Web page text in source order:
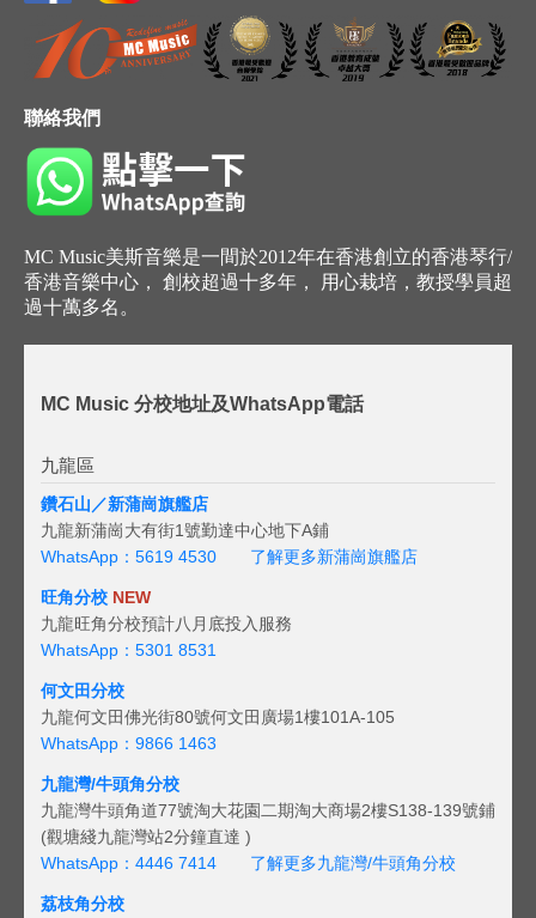
聯絡我們
MC Music美斯音樂是一間於2012年在香港創立的香港琴行/
香港音樂中心， 創校超過十多年， 用心栽培，教授學員超
過十萬多名。
MC Music 分校地址及WhatsApp電話
九龍區
鑽石山／新蒲崗旗艦店
九龍新蒲崗大有街1號勤達中心地下A鋪
WhatsApp：5619 4530
了解更多新蒲崗旗艦店
旺角分校 NEW
九龍旺角分校預計八月底投入服務
WhatsApp：5301 8531
何文田分校
九龍何文田佛光街80號何文田廣場1樓101A-105
WhatsApp：9866 1463
九龍灣/牛頭角分校
九龍灣牛頭角道77號淘大花園二期淘大商場2樓S138-139號鋪
(觀塘綫九龍灣站2分鐘直達 )
WhatsApp：4446 7414
了解更多九龍灣/牛頭角分校
荔枝角分校